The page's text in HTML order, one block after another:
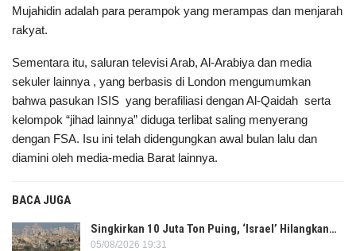
Mujahidin adalah para perampok yang merampas dan menjarah
rakyat.
Sementara itu, saluran televisi Arab, Al-Arabiya dan media
sekuler lainnya , yang berbasis di London mengumumkan
bahwa pasukan ISIS yang berafiliasi dengan Al-Qaidah serta
kelompok “jihad lainnya” diduga terlibat saling menyerang
dengan FSA. Isu ini telah didengungkan awal bulan lalu dan
diamini oleh media-media Barat lainnya.
BACA JUGA
Singkirkan 10 Juta Ton Puing, ‘Israel’ Hilangkan…
05/08/2026 19:31